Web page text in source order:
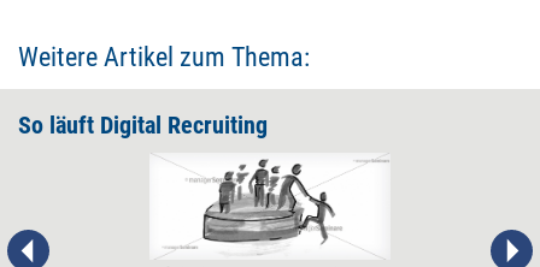
Weitere Artikel zum Thema:
So läuft Digital Recruiting